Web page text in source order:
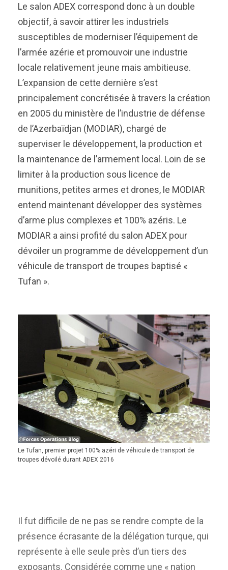
Le salon ADEX correspond donc à un double
objectif, à savoir attirer les industriels
susceptibles de moderniser l’équipement de
l’armée azérie et promouvoir une industrie
locale relativement jeune mais ambitieuse.
L’expansion de cette dernière s’est
principalement concrétisée à travers la création
en 2005 du ministère de l’industrie de défense
de l’Azerbaïdjan (MODIAR), chargé de
superviser le développement, la production et
la maintenance de l’armement local. Loin de se
limiter à la production sous licence de
munitions, petites armes et drones, le MODIAR
entend maintenant développer des systèmes
d’arme plus complexes et 100% azéris. Le
MODIAR a ainsi profité du salon ADEX pour
dévoiler un programme de développement d’un
véhicule de transport de troupes baptisé «
Tufan ».
Le Tufan, premier projet 100% azéri de véhicule de transport de
troupes dévoilé durant ADEX 2016
Il fut difficile de ne pas se rendre compte de la
présence écrasante de la délégation turque, qui
représente à elle seule près d’un tiers des
exposants. Considérée comme une « nation